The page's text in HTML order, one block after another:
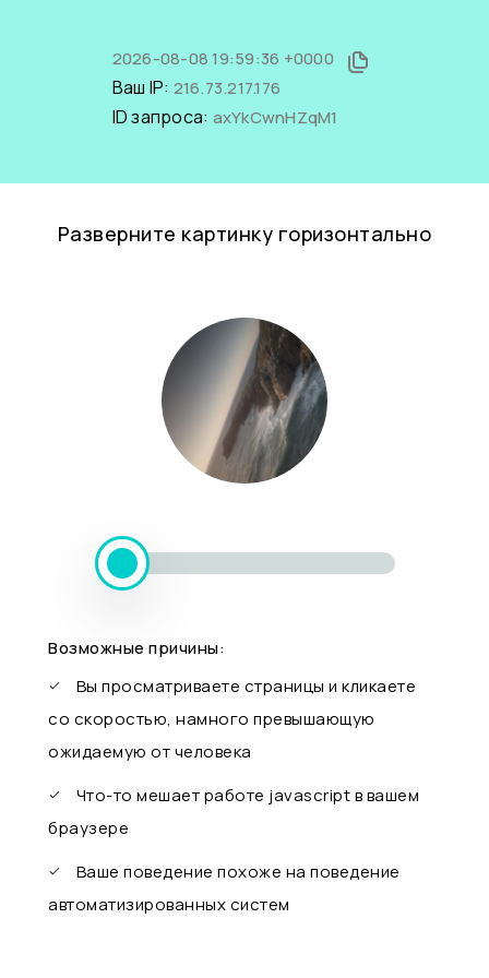
2026-08-08 19:59:36 +0000
Ваш IP: 216.73.217.176
ID запроса: axYkCwnHZqM1
Разверните картинку горизонтально
Возможные причины:
Вы просматриваете страницы и кликаете
со скоростью, намного превышающую
ожидаемую от человека
Что-то мешает работе javascript в вашем
браузере
Ваше поведение похоже на поведение
автоматизированных систем